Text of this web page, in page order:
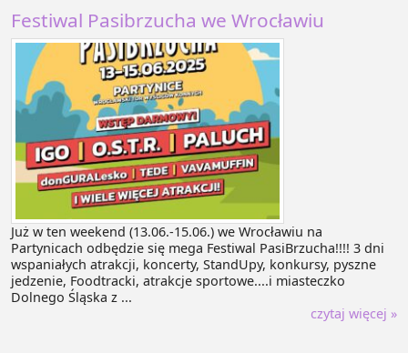
Festiwal Pasibrzucha we Wrocławiu
Już w ten weekend (13.06.-15.06.) we Wrocławiu na
Partynicach odbędzie się mega Festiwal PasiBrzucha!!!! 3 dni
wspaniałych atrakcji, koncerty, StandUpy, konkursy, pyszne
jedzenie, Foodtracki, atrakcje sportowe....i miasteczko
Dolnego Śląska z ...
czytaj więcej »